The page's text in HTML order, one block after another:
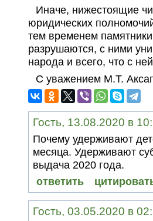
Иначе, нижестоящие
юридических
тем временем
разрушаются, с ними
народа и всего, что с
С уважением М.Т.
Гость, 13.08.2020 в
Почему удерживают
месяца. Удерживают
выдача 2020 года.
ответить
Гость, 03.05.2020 в